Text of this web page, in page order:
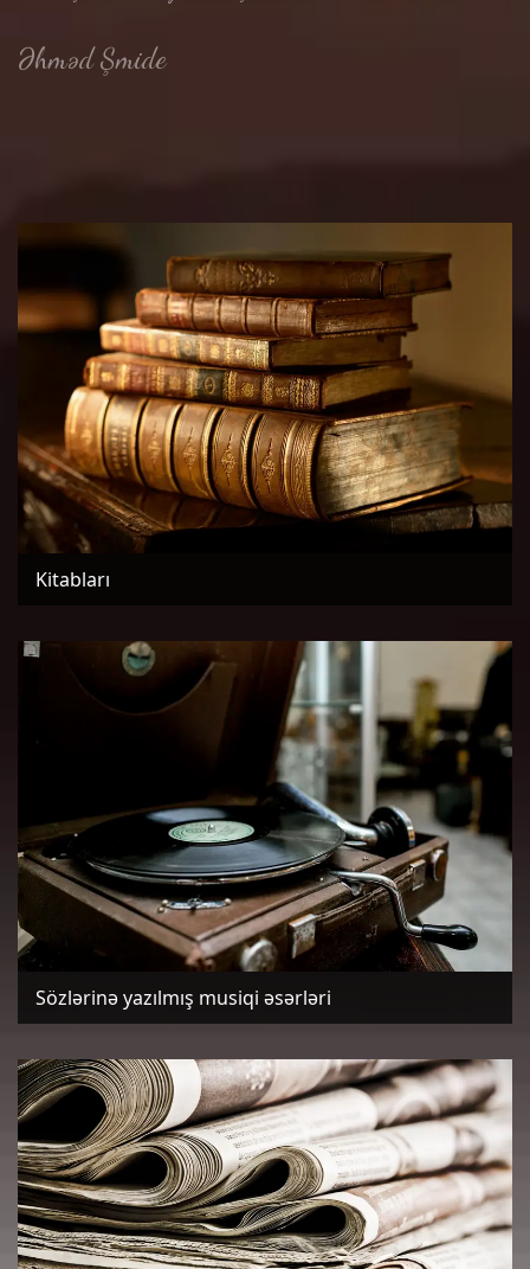
Əhməd Şmide
Kitabları
Sözlərinə yazılmış musiqi əsərləri